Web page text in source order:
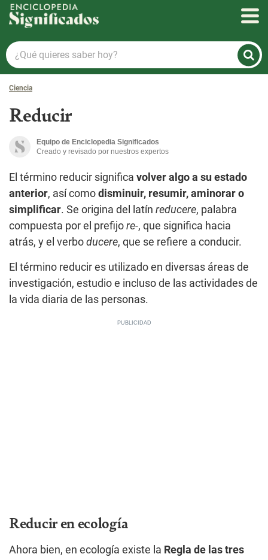
Enciclopedia Significados
¿Qué
quieres
saber
hoy?
Ciencia
Reducir
Equipo de Enciclopedia Significados
Creado y revisado por nuestros expertos
El término reducir significa volver algo a su estado
anterior, así como disminuir, resumir, aminorar o
simplificar. Se origina del latín reducere, palabra
compuesta por el prefijo re-, que significa hacia
atrás, y el verbo ducere, que se refiere a conducir.
El término reducir es utilizado en diversas áreas de
investigación, estudio e incluso de las actividades de
la vida diaria de las personas.
Reducir en ecología
Ahora bien, en ecología existe la Regla de las tres